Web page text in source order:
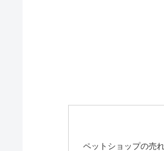
ペットショップの売